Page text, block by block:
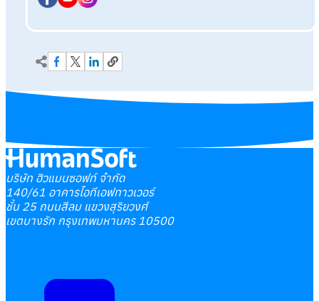
บริษัท ฮิวแมนซอฟท์ จำกัด
140/61 อาคารไอทีเอฟทาวเวอร์
ชั้น 25 ถนนสีลม แขวงสุริยวงศ์
เขตบางรัก กรุงเทพมหานคร 10500